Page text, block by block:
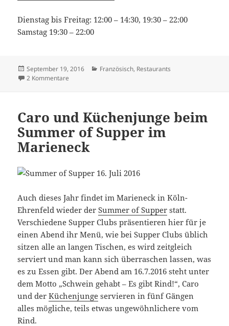
Dienstag bis Freitag: 12:00 – 14:30, 19:30 – 22:00
Samstag 19:30 – 22:00
Veröffentlicht
am
September 19, 2016 Kategorien
Französisch, Restaurants
2 Kommentare
Caro und Küchenjunge beim
Summer of Supper im
Marieneck
Auch dieses Jahr findet im Marieneck in Köln-
Ehrenfeld wieder derSummer of Supper statt.
Verschiedene Supper Clubs präsentieren hier für je
einen Abend ihr Menü, wie bei Supper Clubs üblich
sitzen alle an langen Tischen, es wird zeitgleich
serviert und man kann sich überraschen lassen, was
es zu Essen gibt. Der Abend am 16.7.2016 steht unter
dem Motto „Schwein gehabt – Es gibt Rind!“, Caro
und derKüchenjunge servieren in fünf Gängen
alles mögliche, teils etwas ungewöhnlichere vom
Rind.